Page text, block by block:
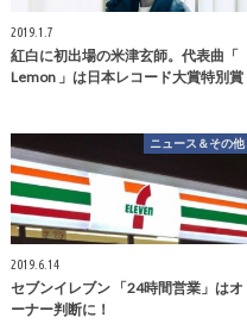
2019.1.7
紅白に初出場の米津玄師。代表曲「
Lemon 」は日本レコード大賞特別賞
ニュース＆その他
2019.6.14
セブンイレブン 「24時間営業」はオ
ーナー判断に！